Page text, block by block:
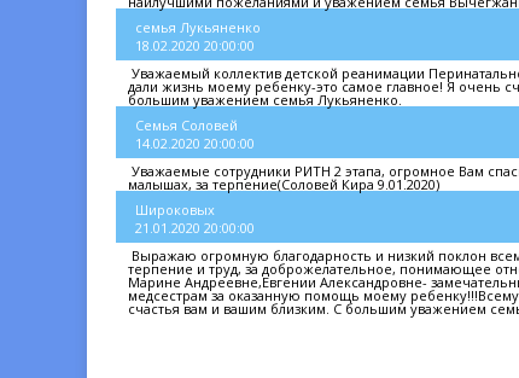
семья Лукьяненко
18.02.2020 20:00:00
Уважаемый коллектив детской реанимации
дали жизнь моему ребенку-это самое главное! Я очень
большим уважением семья Лукьяненко.
Семья Соловей
14.02.2020 20:00:00
Уважаемые сотрудники РИТН 2 этапа, огромное Вам
малышах, за терпение(Соловей Кира 9.01.2020)
Широковых
21.01.2020 20:00:00
Выражаю огромную благодарность и низкий поклон
терпение и труд, за доброжелательное, понимающее
Марине Андреевне,Евгении Александровне-
медсестрам за оказанную помощь моему
счастья вам и вашим близким. С большим уважением